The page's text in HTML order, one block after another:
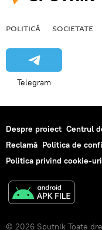
POLITICĂ SOCIETATE
Telegram
Despre proiect Centrul
Reclamă Politica de
Politica privind cookie-
© 2026 Sputnik Toate